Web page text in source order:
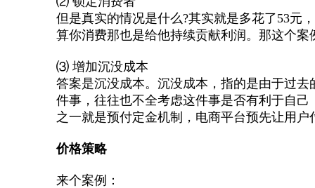
但是真实的情况是什么?其实就是多花了53元
算你消费那也是给他持续贡献利润。那这个
⑶ 增加沉没成本
答案是沉没成本。沉没成本，指的是由于过
件事，往往也不全考虑这件事是否有利于自
之一就是预付定金机制，电商平台预先让用
价格策略
来个案例：